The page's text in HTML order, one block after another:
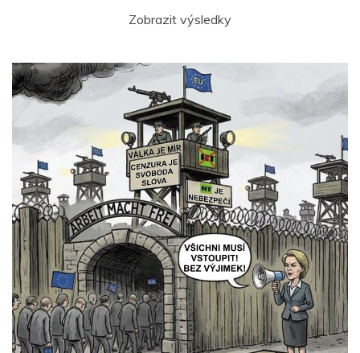
Zobrazit výsledky